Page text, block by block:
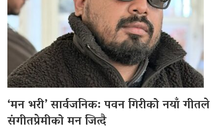
‘मन भरी’ सार्वजनिक: पवन गिरीको नयाँ गीतले
संगीतप्रेमीको मन जित्दै